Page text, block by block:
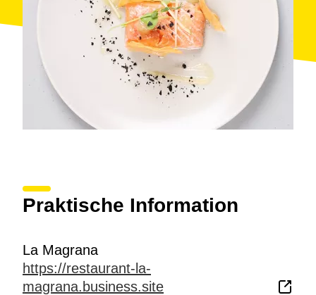
Praktische Information
La Magrana
https://restaurant-la-
magrana.business.site